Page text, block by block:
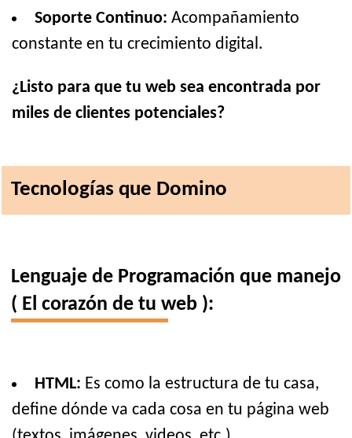
Soporte Continuo: Acompañamiento
constante en tu crecimiento digital.
¿Listo para que tu web sea encontrada por
miles de clientes potenciales?
Tecnologías que Domino
Lenguaje de Programación que manejo
( El corazón de tu web ):
HTML: Es como la estructura de tu casa,
define dónde va cada cosa en tu página web